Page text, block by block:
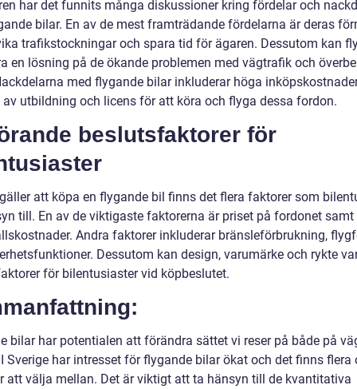
har det funnits många diskussioner kring fördelar och
bilar. En av de mest framträdande fördelarna är deras
trafikstockningar och spara tid för ägaren. Dessutom kan
en lösning på de ökande problemen med vägtrafik och
med flygande bilar inkluderar höga
av utbildning och licens för att köra och flyga dessa fordon.
beslutsfaktorer för
att köpa en flygande bil finns det flera faktorer som
till. En av de viktigaste faktorerna är priset på fordonet samt
Andra faktorer inkluderar bränsleförbrukning,
Dessutom kan design, varumärke och rykte
för bilentusiaster vid köpbeslutet.
bilar har potentialen att förändra sättet vi reser på både på
Sverige har intresset för flygande bilar ökat och det finns flera
att välja mellan. Det är viktigt att ta hänsyn till de kvantitativa